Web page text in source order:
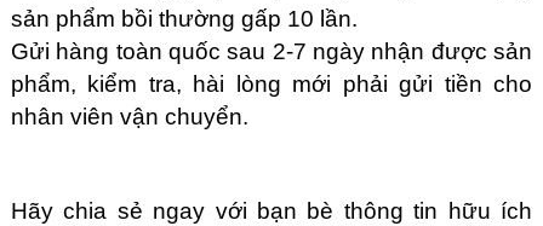
sản phẩm bồi thường gấp 10 lần.
Gửi hàng toàn quốc sau 2-7 ngày nhận được sản
phẩm, kiểm tra, hài lòng mới phải gửi tiền cho
nhân viên vận chuyển.
Hãy chia sẻ ngay với bạn bè thông tin hữu ích